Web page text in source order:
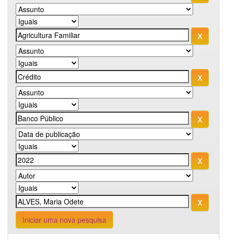
Iniciar uma nova pesquisa